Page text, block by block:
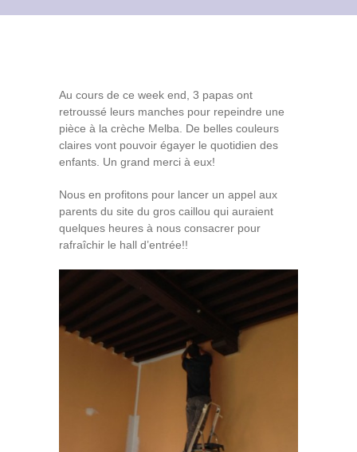
Au cours de ce week end, 3 papas ont
retroussé leurs manches pour repeindre une
pièce à la crèche Melba. De belles couleurs
claires vont pouvoir égayer le quotidien des
enfants. Un grand merci à eux!
Nous en profitons pour lancer un appel aux
parents du site du gros caillou qui auraient
quelques heures à nous consacrer pour
rafraîchir le hall d’entrée!!